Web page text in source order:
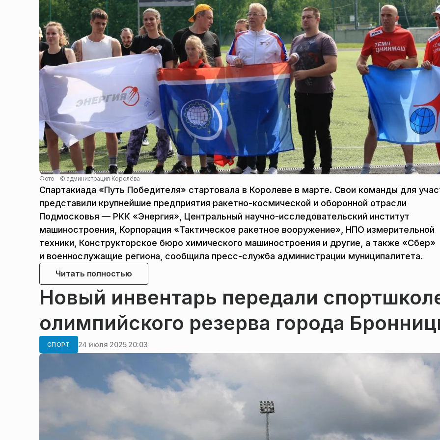
Фото - © администрация Королёва
Спартакиада «Путь Победителя» стартовала в Королеве в марте. Свои команды для
представили крупнейшие предприятия ракетно-космической и оборонной отрасли
Подмосковья — РКК «Энергия», Центральный научно-исследовательский институт
машиностроения, Корпорация «Тактическое ракетное вооружение», НПО измерительной
техники, Конструкторское бюро химического машиностроения и другие, а также «Сбер»
и военнослужащие региона, сообщила пресс-служба администрации муниципалитета.
Читать полностью
Новый инвентарь передали
олимпийского резерва города
СПОРТ 24 июля 2025 20:03